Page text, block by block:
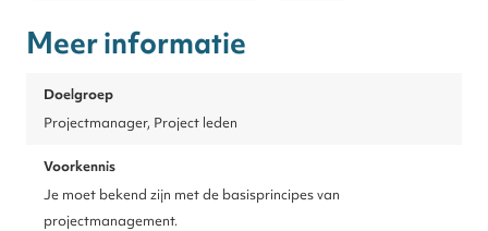
Meer informatie
Doelgroep
Projectmanager, Project leden
Voorkennis
Je moet bekend zijn met de basisprincipes van
projectmanagement.